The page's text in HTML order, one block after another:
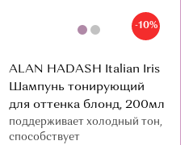
-10%
ALAN HADASH Italian Iris
Шампунь тонирующий
для оттенка блонд, 200мл
поддерживает холодный тон,
способствует